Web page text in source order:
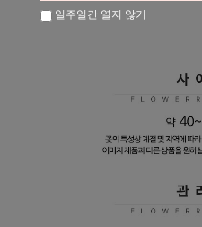
일주일간 열지 않기